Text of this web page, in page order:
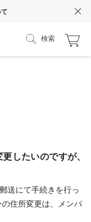
検索
したいのですが、
送にて手続きを行っ
住所変更は、メンバ